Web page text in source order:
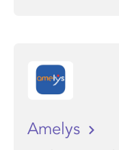
Amelys